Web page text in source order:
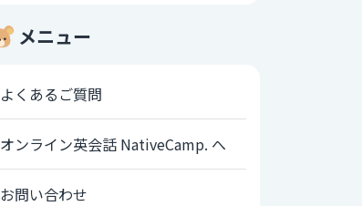
メニュー
よくあるご質問
オンライン英会話 NativeCamp. へ
お問い合わせ